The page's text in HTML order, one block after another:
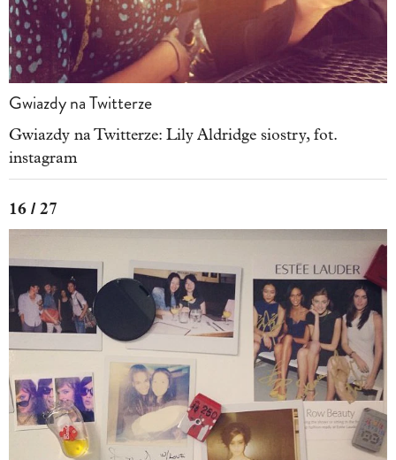
Gwiazdy na Twitterze
Gwiazdy na Twitterze: Lily Aldridge siostry, fot.
instagram
16 / 27